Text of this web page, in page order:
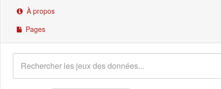
À proposÀ propos
Pages